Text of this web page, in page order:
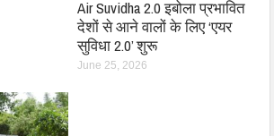
Air Suvidha 2.0 इबोला प्रभावित
देशों से आने वालों के लिए ‘एयर
सुविधा 2.0’ शुरू
June 25, 2026